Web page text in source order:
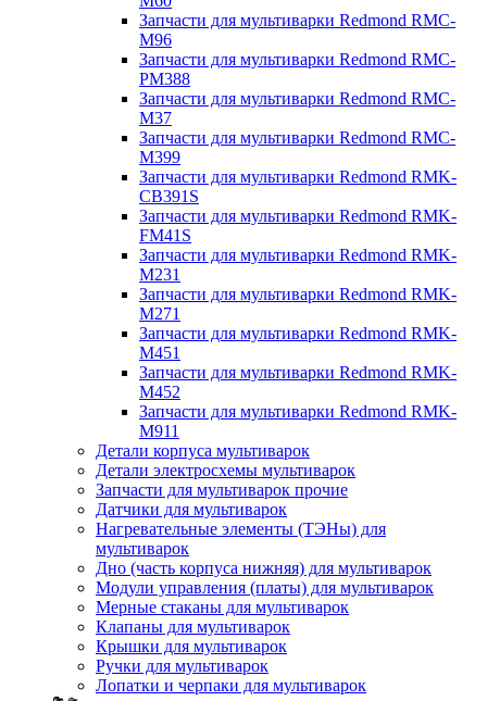
Запчасти для мультиварки Redmond RMC-
M96
Запчасти для мультиварки Redmond RMC-
PM388
Запчасти для мультиварки Redmond RMC-
M37
Запчасти для мультиварки Redmond RMC-
M399
Запчасти для мультиварки Redmond RMK-
CB391S
Запчасти для мультиварки Redmond RMK-
FM41S
Запчасти для мультиварки Redmond RMK-
M231
Запчасти для мультиварки Redmond RMK-
M271
Запчасти для мультиварки Redmond RMK-
M451
Запчасти для мультиварки Redmond RMK-
M452
Запчасти для мультиварки Redmond RMK-
M911
Детали корпуса мультиварок
Детали электросхемы мультиварок
Запчасти для мультиварок прочие
Датчики для мультиварок
Нагревательные элементы (ТЭНы) для
мультиварок
Дно (часть корпуса нижняя) для мультиварок
Модули управления (платы) для мультиварок
Мерные стаканы для мультиварок
Клапаны для мультиварок
Крышки для мультиварок
Ручки для мультиварок
Лопатки и черпаки для мультиварок